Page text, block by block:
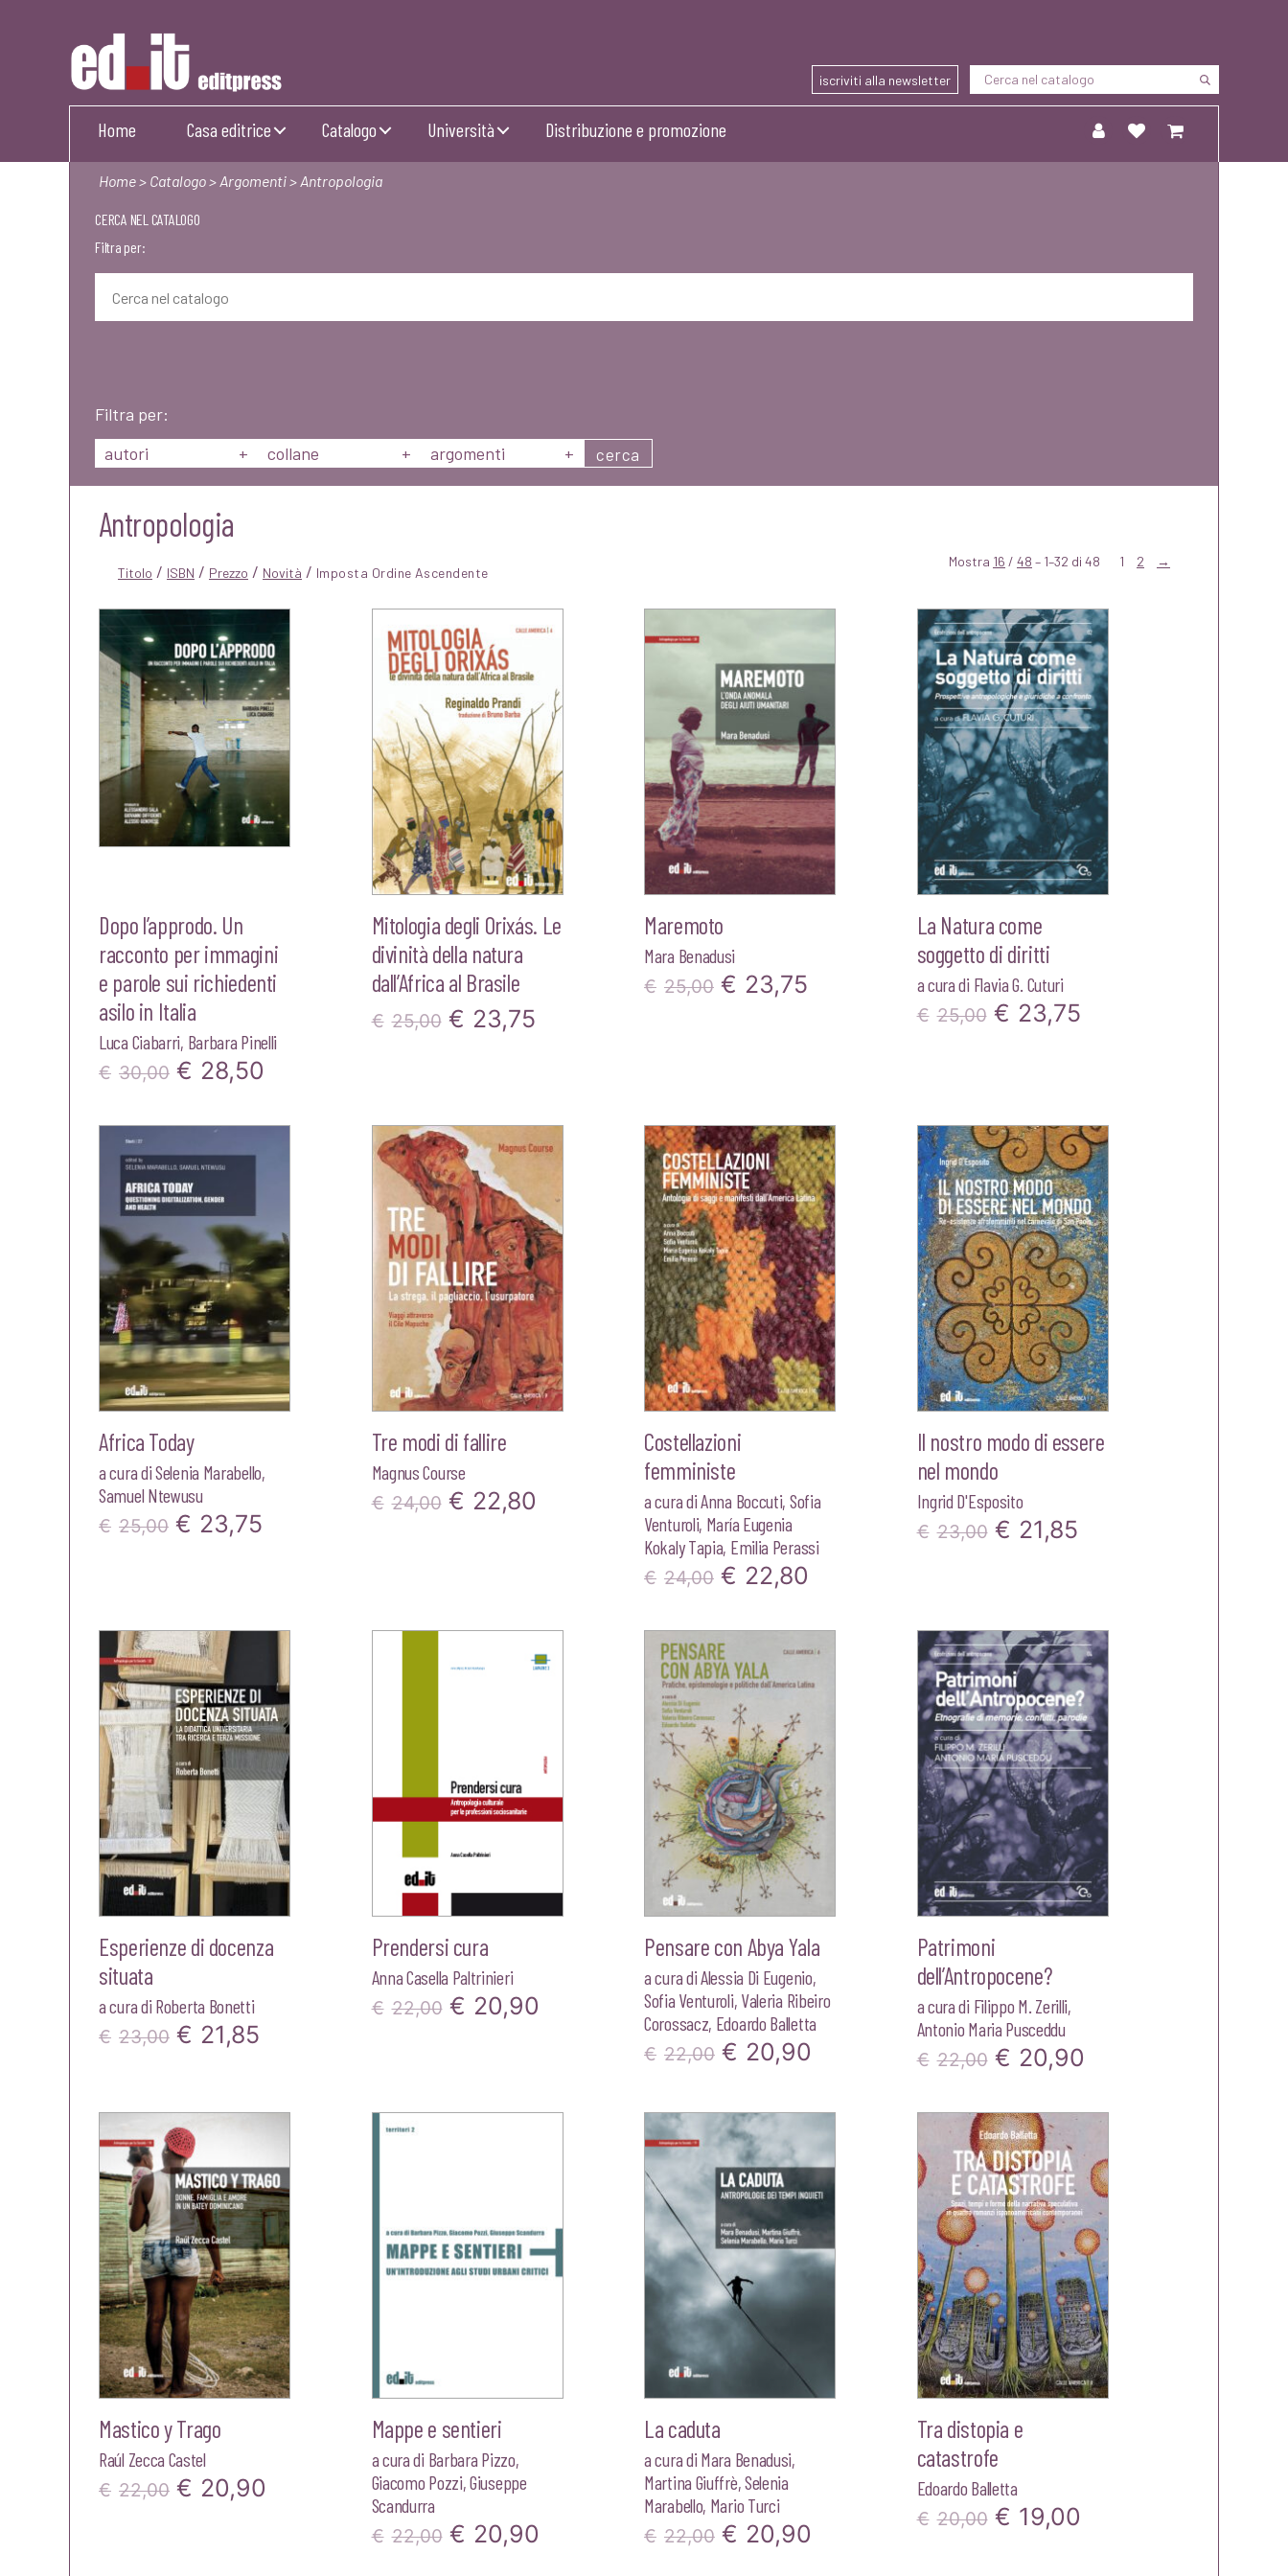
Editpress
iscriviti alla newsletter
Home Casa editrice Catalogo Università Distribuzione e promozione
Home> Catalogo> Argomenti> Antropologia
CERCA NEL CATALOGO
Filtra per:
Filtra per:
autori
+ collane + argomenti + cerca
Antropologia
Titolo / ISBN / Prezzo / Novità / Mostra 16 / 48 – 1–32 di 48 1 2 →
Dopo l’approdo. Un
racconto per immagini
e parole sui richiedenti
asilo in Italia
Luca Ciabarri, Barbara Pinelli
€ 30,00 Il
originale
era:
€30,00.
€ 28,50
Mitologia degli Orixás. Le
divinità della natura
dall’Africa al Brasile
€ 25,00 Il
era:
€25,00.
€ 23,75Il
è:
€23,75.
Maremoto
Mara Benadusi
€ 25,00 Il
€25,00.
€ 23,75
€23,75.
La Natura come
soggetto di diritti
a cura di Flavia G. Cuturi
€ 25,00 Il
era:
€25,00.
€ 23,75Il
è:
€23,75.
Africa Today
a cura diSelenia Marabello,
Samuel Ntewusu
€ 25,00 Il
era:
€25,00.
€ 23,75
è:
Tre modi di fallire
Magnus Course
€ 24,00 Il
€ 22,80
Costellazioni
femministe
a cura diAnna Boccuti, Sofia
Venturoli, María Eugenia
Kokaly Tapia, Emilia Perassi
€ 24,00 Il
originale
era:
€24,00.
€ 22,80
attuale
è:
Il nostro modo di essere
nel mondo
Ingrid D'Esposito
€ 23,00 Il
era:
€23,00.
€ 21,85Il
è:
€21,85.
Esperienze di docenza
situata
a cura di Roberta Bonetti
€ 23,00 Il
originale
era:
€23,00.
€ 21,85
attuale
€21,85.
Prendersi cura
Anna Casella Paltrinieri
€ 22,00 Il
era:
€ 20,90
è:
Pensare con Abya Yala
a cura diAlessia Di Eugenio,
Sofia Venturoli, Valeria Ribeiro
Corossacz, Edoardo Balletta
€ 22,00 Il
originale
era:
€22,00.
€ 20,90
attuale
è:
€20,90.
Patrimoni
dell’Antropocene?
a cura di Filippo M. Zerilli,
Antonio Maria Pusceddu
€ 22,00 Il
originale
era:
€22,00.
€ 20,90
attuale
è:
€20,90.
Mastico y Trago
Raúl Zecca Castel
€ 22,00 Il
€ 20,90
Mappe e sentieri
a cura di Barbara Pizzo,
Giacomo Pozzi,Giuseppe
Scandurra
€ 22,00 Il
€ 20,90
La caduta
a cura di Mara Benadusi,
Martina Giuffrè,Selenia
Marabello, Mario Turci
€ 22,00 Il
€ 20,90
Tra distopia e
catastrofe
Edoardo Balletta
€ 20,00 Il
€ 19,00